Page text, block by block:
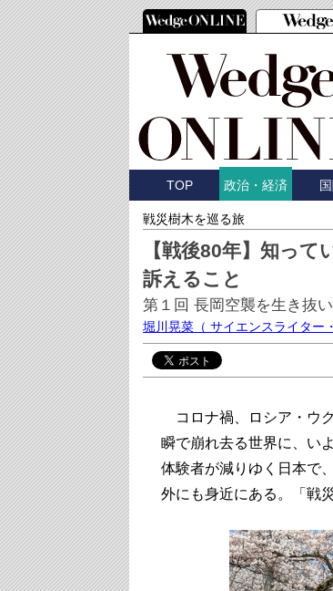
TOP 政治・経済
戦災樹木を巡る旅
【戦後80年】知っ
訴えること
第１回 長岡空襲を生き抜い
堀川晃菜 （ サイエンスライター
コロナ禍、ロシア・ウ
瞬で崩れ去る世界に、い
体験者が減りゆく日本で
外にも身近にある。「戦